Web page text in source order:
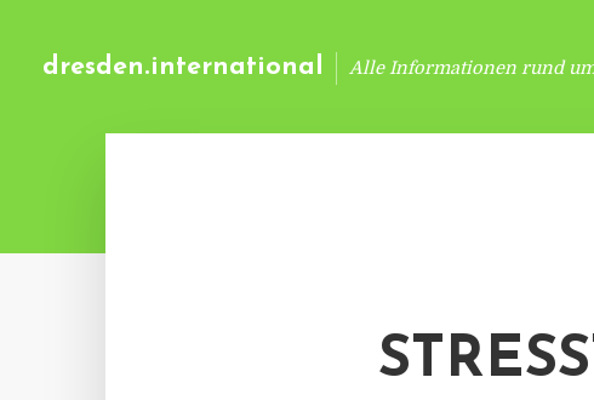
dresden.international Alle Informationen rund